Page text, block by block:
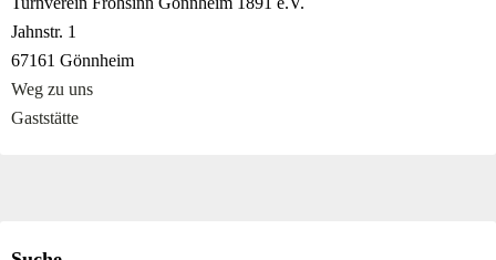
Jahnstr. 1
67161 Gönnheim
Weg zu uns
Gaststätte